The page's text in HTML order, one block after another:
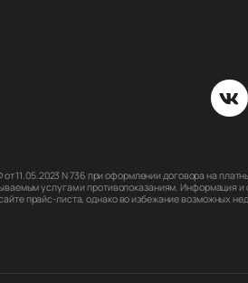
11.05.2023 N 736 при оформлении договора на
услугам и противопоказаниям. Информация
прайс-листа, однако во избежание возможных